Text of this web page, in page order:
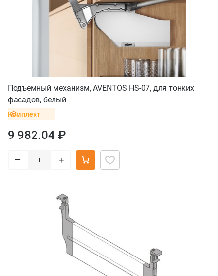
Подъемный механизм, AVENTOS HS-07, для тонких
фасадов, белый
Комплект
9 982.04 ₽
– +